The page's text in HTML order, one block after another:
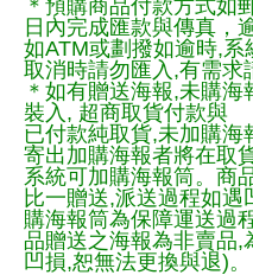
＊預購商品付款方式如
日內完成匯款與傳真，
如ATM或劃撥如逾時,
取消時請勿匯入,有需求
＊如有贈送海報,未購
裝入, 超商取貨付款與
已付款純取貨,未加購
寄出加購海報者將在取
系統可加購海報筒。商
比一贈送,派送過程如
購海報筒為保障運送過
品贈送之海報為非賣品,
凹損,恕無法更換與退)。